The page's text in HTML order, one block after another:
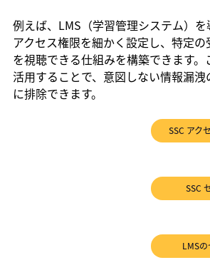
例えば、LMS（学習管理システム）を
アクセス権限を細かく設定し、特定
を視聴できる仕組みを構築できます。
活用することで、意図しない情報漏
に排除できます。
SSC ア
SSC
LMS